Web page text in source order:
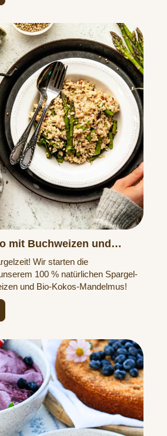
mit Buchweizen und
Wir starten die
100 % natürlichen Spargel-
und Bio-Kokos-Mandelmus!